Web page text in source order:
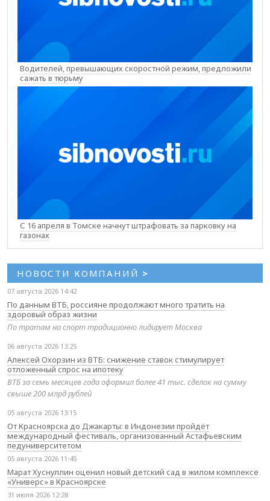
Водителей, превышающих скоростной режим, предложили
сажать в тюрьму
С 16 апреля в Томске начнут штрафовать за парковку на
газонах
НОВОСТИ КОМПАНИЙ >
07 августа 2026 14:42
По данным ВТБ, россияне продолжают много тратить на
здоровый образ жизни
По тратам на спорт традиционно лидирует Москва
06 августа 2026 13:25
Алексей Охорзин из ВТБ: снижение ставок стимулирует
отложенный спрос на ипотеку
ВТБ за семь месяцев года оформил более 41 тыс. сделок на сумму
свыше 200 млрд рублей
05 августа 2026 13:15
От Красноярска до Джакарты: в Индонезии пройдёт
международный фестиваль, организованный Астафьевским
педуниверситетом
05 августа 2026 11:45
Марат Хуснуллин оценил новый детский сад в жилом комплексе
«Универс» в Красноярске
31 июля 2026 12:28